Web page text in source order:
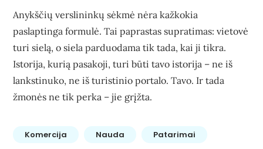
Anykščių verslininkų sėkmė nėra kažkokia
paslaptinga formulė. Tai paprastas supratimas: vietovė
turi sielą, o siela parduodama tik tada, kai ji tikra.
Istorija, kurią pasakoji, turi būti tavo istorija – ne iš
lankstinuko, ne iš turistinio portalo. Tavo. Ir tada
žmonės ne tik perka – jie grįžta.
Komercija Nauda Patarimai